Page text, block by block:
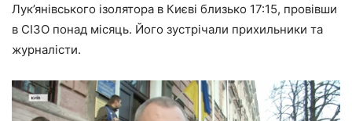
Лук’янівського ізолятора в Києві близько 17:15, провівши
в СІЗО понад місяць. Його зустрічали прихильники та
журналісти.